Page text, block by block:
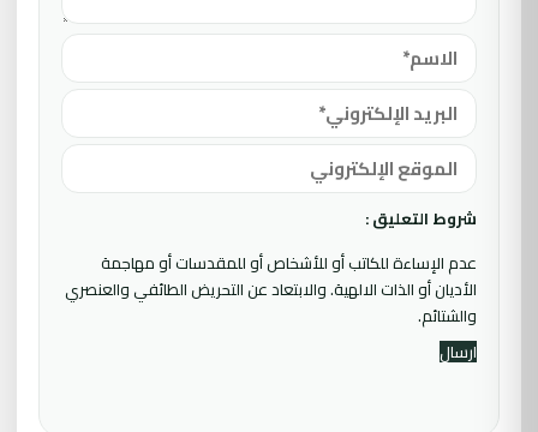
شروط التعليق :
عدم الإساءة للكاتب أو للأشخاص أو للمقدسات أو مهاجمة
الأديان أو الذات الالهية. والابتعاد عن التحريض الطائفي والعنصري
والشتائم.